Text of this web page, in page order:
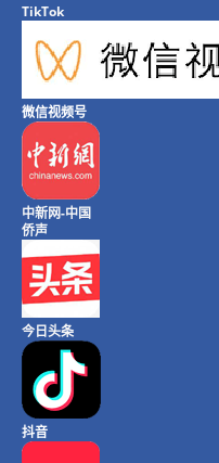
TikTok
微信视频号
中新网-中国
侨声
今日头条
抖音